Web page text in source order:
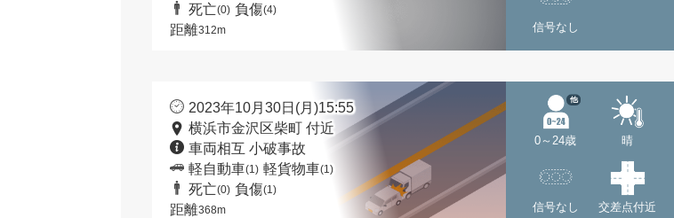
死亡(0) 負傷(4)
距離312m 信号なし
2023年10月30日(月)15:55
横浜市金沢区柴町 付近
車両相互 小破事故
軽自動車(1) 軽貨物車(1)
死亡(0) 負傷(1)
距離368m
0～24歳
他
晴
信号なし 交差点付近